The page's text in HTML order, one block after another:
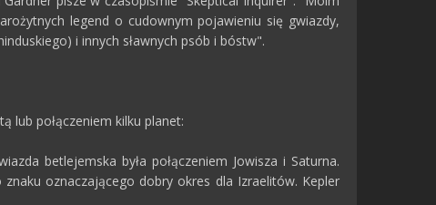
legend o cudownym pojawieniu się gwiazdy,
i innych sławnych psób i bóstw".
lub połączeniem kilku planet:
betlejemska była połączeniem Jowisza i Saturna.
oznaczającego dobry okres dla Izraelitów. Kepler